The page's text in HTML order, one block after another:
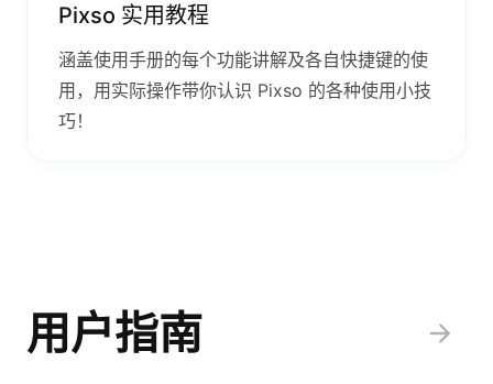
Pixso 实用教程
涵盖使用手册的每个功能讲解及各自快捷键的使
用，用实际操作带你认识 Pixso 的各种使用小技
巧！
用户指南